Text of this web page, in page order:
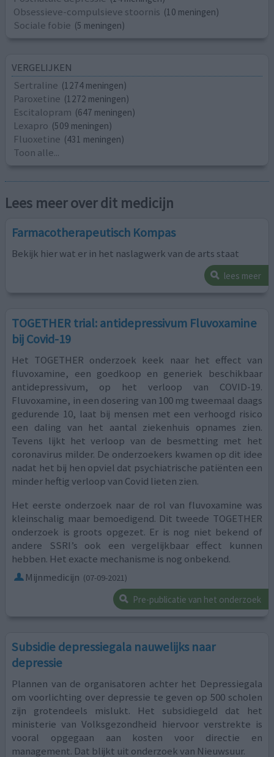
Obsessieve-compulsieve stoornis (10 meningen)
Sociale fobie (5 meningen)
VERGELIJKEN
Sertraline (1274 meningen)
Paroxetine (1272 meningen)
Escitalopram (647 meningen)
Lexapro (509 meningen)
Fluoxetine (431 meningen)
Toon alle...
Lees meer over dit medicijn
Farmacotherapeutisch Kompas
Bekijk hier wat er in het naslagwerk van de arts staat
lees meer
TOGETHER trial: antidepressivum Fluvoxamine
bij Covid-19
Het TOGETHER onderzoek keek naar het effect van
fluvoxamine, een goedkoop en generiek beschikbaar
antidepressivum, op het verloop van COVID-19.
Fluvoxamine, in een dosering van 100 mg tweemaal daags
gedurende 10, laat bij mensen met een verhoogd risico
een daling van het aantal ziekenhuis opnames zien.
Tevens lijkt het verloop van de besmetting met het
coronavirus milder. De onderzoekers kwamen op dit idee
nadat het bij hen opviel dat psychiatrische patiënten een
minder heftig verloop van Covid lieten zien.
Het eerste onderzoek naar de rol van fluvoxamine was
kleinschalig maar bemoedigend. Dit tweede TOGETHER
onderzoek is groots opgezet. Er is nog niet bekend of
andere SSRI’s ook een vergelijkbaar effect kunnen
hebben. Het exacte mechanisme is nog onbekend.
Mijnmedicijn (07-09-2021)
Pre-publicatie van het onderzoek
Subsidie depressiegala nauwelijks naar
depressie
Plannen van de organisatoren achter het Depressiegala
om voorlichting over depressie te geven op 500 scholen
zijn grotendeels mislukt. Het subsidiegeld dat het
ministerie van Volksgezondheid hiervoor verstrekte is
vooral opgegaan aan kosten voor directie en
management. Dat blijkt uit onderzoek van Nieuwsuur.